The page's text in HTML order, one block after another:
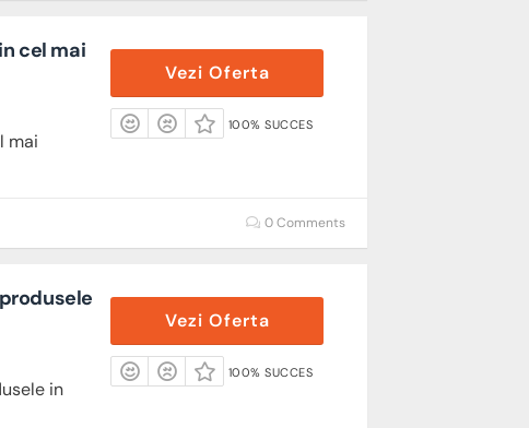
cel mai
mai
Vezi Oferta
100% SUCCES
0 Comments
in
Vezi Oferta
100% SUCCES